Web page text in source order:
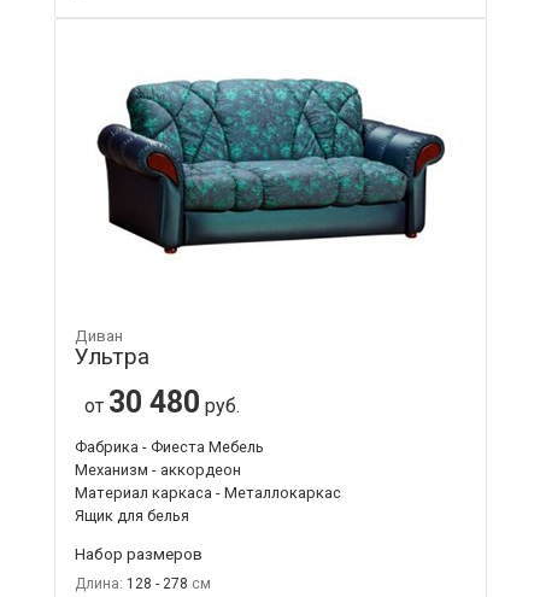
Диван
Ультра
от 30 480 руб.
Фабрика - Фиеста Мебель
Механизм - аккордеон
Материал каркаса - Металлокаркас
Ящик для белья
Набор размеров
Длина: 128 - 278